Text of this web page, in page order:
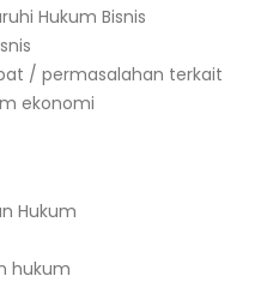
Hukum Bisnis
/ permasalahan terkait
ekonomi
Hukum
hukum